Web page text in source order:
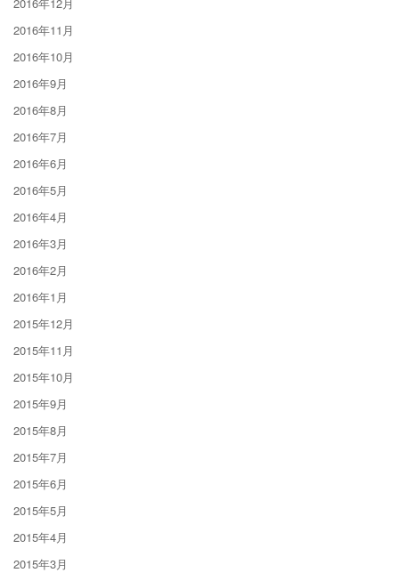
2016年11月
2016年10月
2016年9月
2016年8月
2016年7月
2016年6月
2016年5月
2016年4月
2016年3月
2016年2月
2016年1月
2015年12月
2015年11月
2015年10月
2015年9月
2015年8月
2015年7月
2015年6月
2015年5月
2015年4月
2015年3月